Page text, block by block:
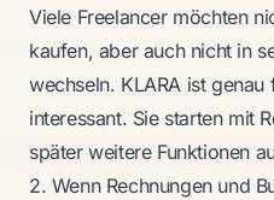
Viele Freelancer möchten
kaufen, aber auch nicht in
wechseln. KLARA ist
interessant. Sie starten mit
später weitere Funktionen
2. Wenn Rechnungen und